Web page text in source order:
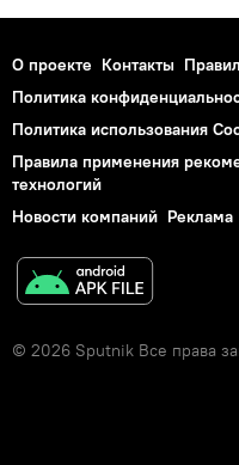
О проекте Контакты
Политика
Политика использования
Правила применения
технологий
Новости компаний Реклама
© 2026 Sputnik Все права